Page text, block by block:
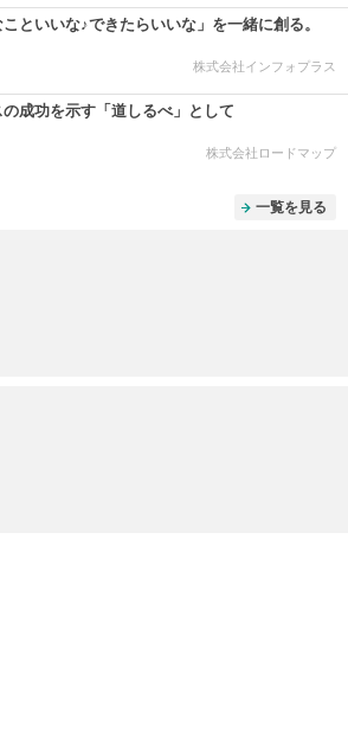
こといいな♪できたらいいな」を一緒に創る。
株式会社インフォプラス
の成功を示す「道しるべ」として
株式会社ロードマップ
一覧を見る